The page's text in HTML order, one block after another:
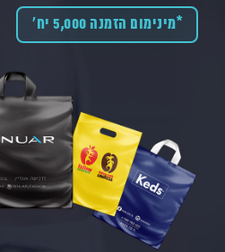
*מינימום הזמנה 5,000 יח'